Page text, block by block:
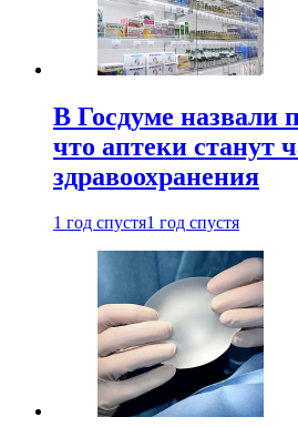
В Госдуме назвали
что аптеки станут
здравоохранения
1 год спустя1 год спустя